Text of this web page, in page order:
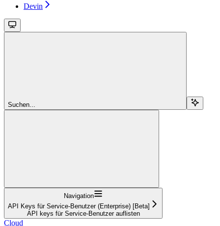
Devin
Suchen...
Navigation
API Keys für Service-Benutzer (Enterprise) [Beta]
API keys für Service-Benutzer auflisten
Cloud